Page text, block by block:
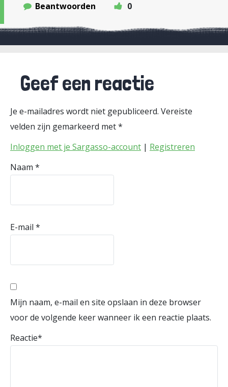
Beantwoorden 0
Geef een reactie
Je e-mailadres wordt niet gepubliceerd. Vereiste
velden zijn gemarkeerd met*
Inloggen met je Sargasso-account | Registreren
Naam *
E-mail *
Mijn naam, e-mail en site opslaan in deze browser
voor de volgende keer wanneer ik een reactie plaats.
Reactie*